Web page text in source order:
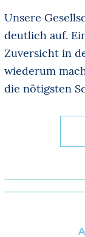
Unsere
deutlich auf.
Zuversicht in
wiederum
die nötigsten